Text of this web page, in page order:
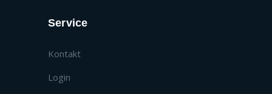
Service
Kontakt
Login